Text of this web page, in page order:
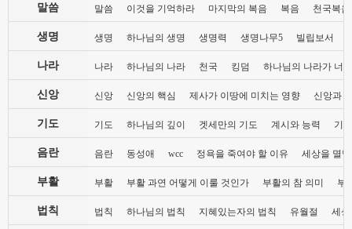
말씀 말씀 이것을 기억하라 마지막의 복음 복음 천국복음
생명 생명 하나님의 생명 생명력 생명나무5 빌립보서
나라 나라 하나님의 나라 천국 킹덤 하나님의 나라가 너
신앙 신앙 신앙의 핵심 제사가 이땅에 미치는 영향 신앙과
기도 기도 하나님의 깊이 겟세만의 기도 계시와 능력 기
음란 음란 동성애 wcc 정욕을 죽여야 할 이유 세상을 멸
부활 부활 부활 과연 어떻게 이룰 것인가 부활의 참 의미 부
법칙 법칙 하나님의 법칙 지혜있는자의 법칙 유월절 세